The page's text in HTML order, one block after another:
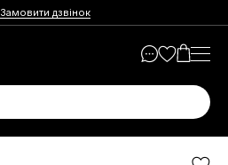
Замовити дзвінок